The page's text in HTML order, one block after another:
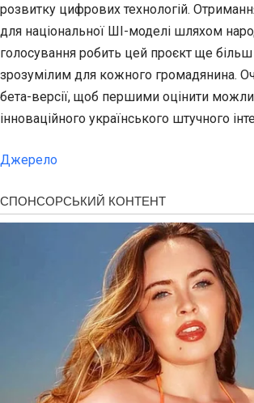
розвитку цифрових технологій.
для національної ШІ-моделі шляхом
голосування робить цей проєкт ще
зрозумілим для кожного громадянина.
бета-версії, щоб першими оцінити
інноваційного українського штучного
Джерело